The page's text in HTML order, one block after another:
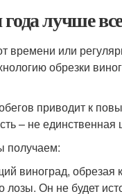
лучше
времени или
обрезки
приводит к
– не единственная
получаем:
виноград, обрезая
лозы. Он не будет